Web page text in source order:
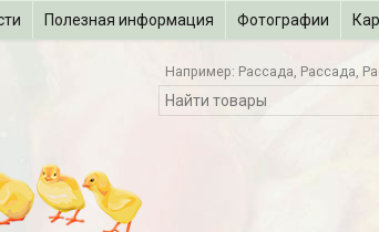
Полезная информация Фотографии
Например: Рассада Рассада